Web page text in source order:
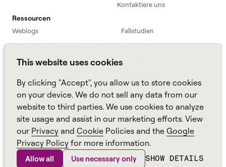
This website uses cookies
By clicking "Accept", you allow us to store cookies
on your device. We do not sell any data from our
website to third parties. We use cookies to analyze
site usage and assist in our marketing efforts. View
our Privacy and Cookie Policies and the Google
Privacy Policy for more information.
Allow all Use necessary only SHOW DETAILS
Kontaktiere uns
Ressourcen
Weblogs
Fallstudien
Webinars
Podcast
Häufig gestellte Fragen
ROI Calculator
TCO Calculator
Amazon Connect
All resources
Aspekt, ein 2026 Seitenverzeichnis